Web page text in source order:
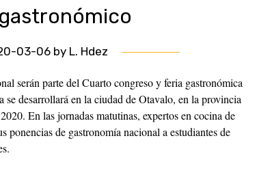
03-06by L. Hdez
serán parte del Cuarto congreso y feria gastronómica
se desarrollará en la ciudad de Otavalo, en la provincia
En las jornadas matutinas, expertos en cocina de
ponencias de gastronomía nacional a estudiantes de